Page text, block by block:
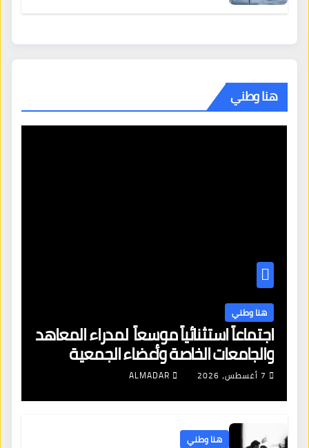
هنا وطني
هنا وطني
اجتماعاً استثنائياً موسعاً لمدراء المعاهد
والجامعات الخاصة وأعضاء الجمعية
العمومية للنقابة العامة لمؤسسات
التعليم والتدريب الخاص في ليبيا
7 أغسطس، 2026 ALMADAR
هنا وطني